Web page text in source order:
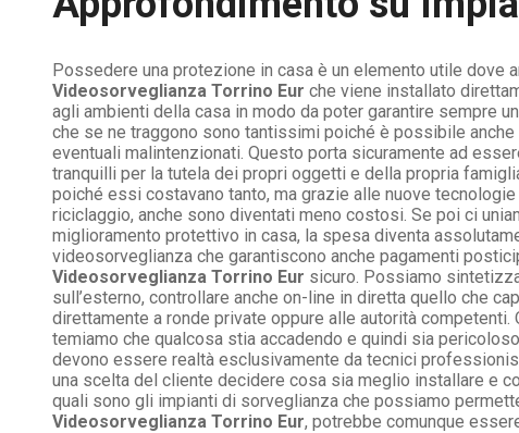
Possedere una protezione in casa è un elemento utile dove
Videosorveglianza Torrino Eur che viene installato
agli ambienti della casa in modo da poter garantire sempre
che se ne traggono sono tantissimi poiché è possibile
eventuali malintenzionati. Questo porta sicuramente ad
tranquilli per la tutela dei propri oggetti e della propria
poiché essi costavano tanto, ma grazie alle nuove
riciclaggio, anche sono diventati meno costosi. Se poi ci
miglioramento protettivo in casa, la spesa diventa
videosorveglianza che garantiscono anche pagamenti
Videosorveglianza Torrino Eur sicuro. Possiamo
sull’esterno, controllare anche on-line in diretta quello che
direttamente a ronde private oppure alle autorità
temiamo che qualcosa stia accadendo e quindi sia
devono essere realtà esclusivamente da tecnici
una scelta del cliente decidere cosa sia meglio installare e
quali sono gli impianti di sorveglianza che possiamo
Videosorveglianza Torrino Eur, potrebbe comunque